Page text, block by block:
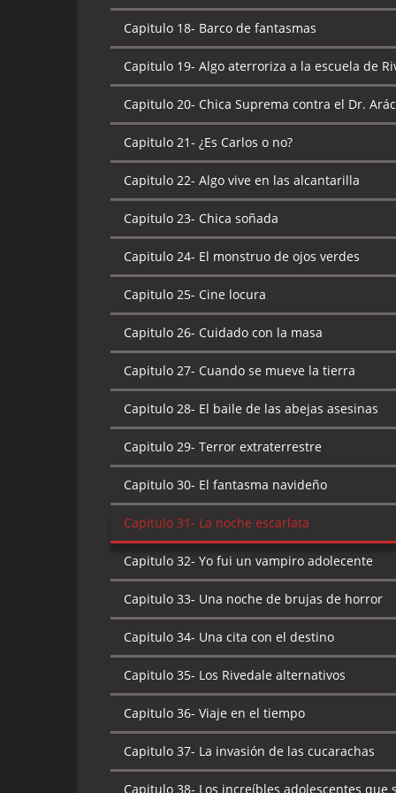
Capitulo 18- Barco de fantasmas
Capitulo 19- Algo aterroriza a la escuela de
Capitulo 20- Chica Suprema contra el Dr.
Capitulo 21- ¿Es Carlos o no?
Capitulo 22- Algo vive en las alcantarilla
Capitulo 23- Chica soñada
Capitulo 24- El monstruo de ojos verdes
Capitulo 25- Cine locura
Capitulo 26- Cuidado con la masa
Capitulo 27- Cuando se mueve la tierra
Capitulo 28- El baile de las abejas asesinas
Capitulo 29- Terror extraterrestre
Capitulo 30- El fantasma navideño
Capitulo 31- La noche escarlata
Capitulo 32- Yo fui un vampiro adolecente
Capitulo 33- Una noche de brujas de horror
Capitulo 34- Una cita con el destino
Capitulo 35- Los Rivedale alternativos
Capitulo 36- Viaje en el tiempo
Capitulo 37- La invasión de las cucarachas
Capitulo 38- Los increíbles adolescentes que